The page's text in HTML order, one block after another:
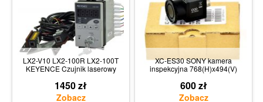
LX2-V10 LX2-100R LX2-100T
KEYENCE Czujnik laserowy
1450 zł
XC-ES30 SONY kamera
inspekcyjna 768(H)x494(V)
600 zł